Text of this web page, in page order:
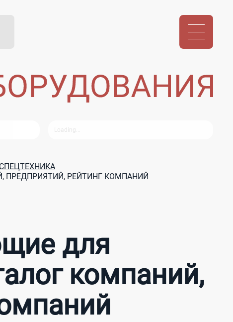
ПРЕДПРИЯТИЙ, РЕЙТИНГ КОМПАНИЙ
для
компаний,